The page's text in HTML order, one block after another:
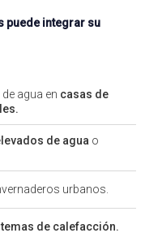
puede integrar su
agua en casas de
de agua o
urbanos.
de calefacción.